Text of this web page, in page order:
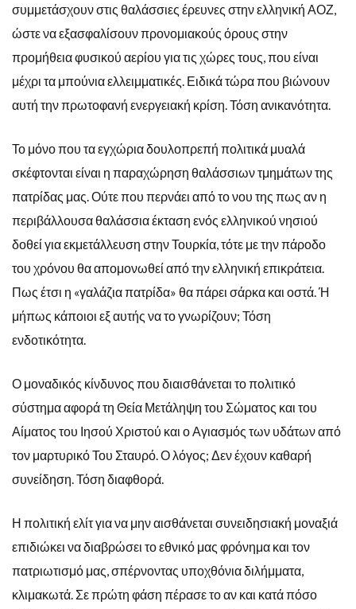
συμμετάσχουν στις θαλάσσιες έρευνες στην ελληνική ΑΟΖ,
ώστε να εξασφαλίσουν προνομιακούς όρους στην
προμήθεια φυσικού αερίου για τις χώρες τους, που είναι
μέχρι τα μπούνια ελλειμματικές. Ειδικά τώρα που βιώνουν
αυτή την πρωτοφανή ενεργειακή κρίση. Τόση ανικανότητα.
Το μόνο που τα εγχώρια δουλοπρεπή πολιτικά μυαλά
σκέφτονται είναι η παραχώρηση θαλάσσιων τμημάτων της
πατρίδας μας. Ούτε που περνάει από το νου της πως αν η
περιβάλλουσα θαλάσσια έκταση ενός ελληνικού νησιού
δοθεί για εκμετάλλευση στην Τουρκία, τότε με την πάροδο
του χρόνου θα απομονωθεί από την ελληνική επικράτεια.
Πως έτσι η «γαλάζια πατρίδα» θα πάρει σάρκα και οστά. Ή
μήπως κάποιοι εξ αυτής να το γνωρίζουν; Τόση
ενδοτικότητα.
Ο μοναδικός κίνδυνος που διαισθάνεται το πολιτικό
σύστημα αφορά τη Θεία Μετάληψη του Σώματος και του
Αίματος του Ιησού Χριστού και ο Αγιασμός των υδάτων από
τον μαρτυρικό Του Σταυρό. Ο λόγος; Δεν έχουν καθαρή
συνείδηση. Τόση διαφθορά.
Η πολιτική ελίτ για να μην αισθάνεται συνειδησιακή μοναξιά
επιδιώκει να διαβρώσει το εθνικό μας φρόνημα και τον
πατριωτισμό μας, σπέρνοντας υποχθόνια διλήμματα,
κλιμακωτά. Σε πρώτη φάση πέρασε το αν και κατά πόσο